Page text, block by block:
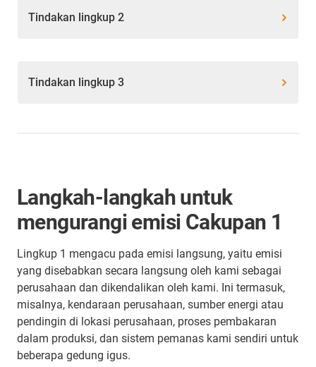
Tindakan lingkup 2
Tindakan lingkup 3
Langkah-langkah untuk
mengurangi emisi Cakupan 1
Lingkup 1 mengacu pada emisi langsung, yaitu emisi
yang disebabkan secara langsung oleh kami sebagai
perusahaan dan dikendalikan oleh kami. Ini termasuk,
misalnya, kendaraan perusahaan, sumber energi atau
pendingin di lokasi perusahaan, proses pembakaran
dalam produksi, dan sistem pemanas kami sendiri untuk
beberapa gedung igus.